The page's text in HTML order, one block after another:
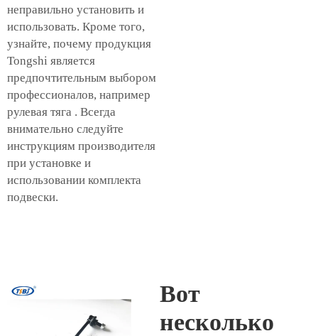
неправильно установить и
использовать. Кроме того,
узнайте, почему продукция
Tongshi является
предпочтительным выбором
профессионалов, например
рулевая тяга . Всегда
внимательно следуйте
инструкциям производителя
при установке и
использовании комплекта
подвески.
Вот
несколько